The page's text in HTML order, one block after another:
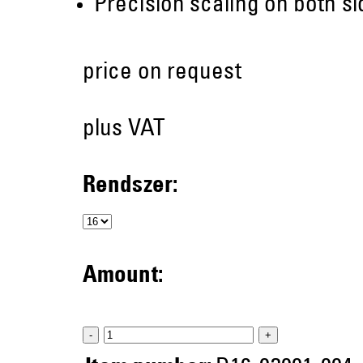
Precision scaling on both
price on request
plus VAT
Rendszer:
Amount:
- +